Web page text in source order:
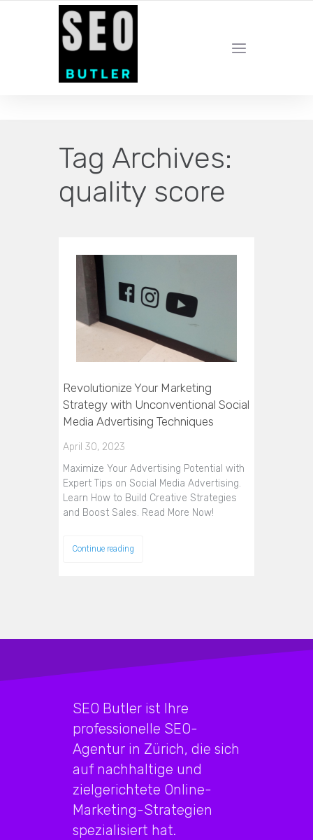
YOUR LOCAL DIGITAL MARKETING AGENCY
Tag Archives:
quality score
Revolutionize Your Marketing
Strategy with Unconventional Social
Media Advertising Techniques
April 30, 2023
Maximize Your Advertising Potential with
Expert Tips on Social Media Advertising.
Learn How to Build Creative Strategies
and Boost Sales. Read More Now!
Continue reading
SEO Butler ist Ihre
professionelle SEO-
Agentur in Zürich, die sich
auf nachhaltige und
zielgerichtete Online-
Marketing-Strategien
spezialisiert hat.